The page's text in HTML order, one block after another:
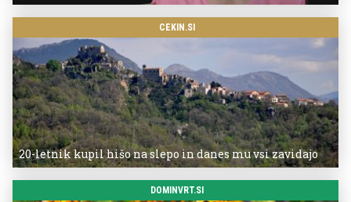
CEKIN.SI
20-letnik kupil hišo na slepo in danes mu vsi zavidajo
DOMINVRT.SI